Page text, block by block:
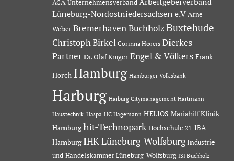
AGA Unternehmensverband
Lüneburg-Nordostniedersachsen e.V Arne
Weber BremerhavenBuchholzBuxtehude
Christoph Birkel Corinna Horeis Dierkes
Partner Dr. Olaf Krüger Engel & Völkers Frank
Horch Hamburg Hamburger Volksbank
Harburg Harburg Citymanagement Hartmann
Haustechnik Haspa HC Hagemann HELIOS Mariahilf Klinik
Hamburg hit-Technopark Hochschule 21 IBA
Hamburg IHK Lüneburg-Wolfsburg Industrie-
und Handelskammer Lüneburg-Wolfsburg ISI Buchholz